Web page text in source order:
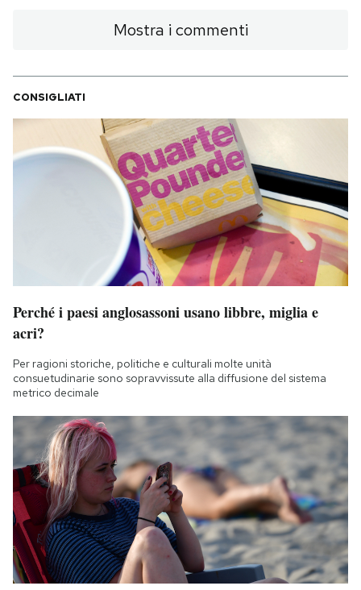
NEWSLETTER
I MIEI PREFERITI
AREA PERSONALE
Area Personale
Notifiche mobile
Hai bisogno di aiuto?
Esci
Mostra i commenti
CONSIGLIATI
Perché i paesi anglosassoni usano libbre, miglia e
acri?
Per ragioni storiche, politiche e culturali molte unità
consuetudinarie sono sopravvissute alla diffusione del sistema
metrico decimale